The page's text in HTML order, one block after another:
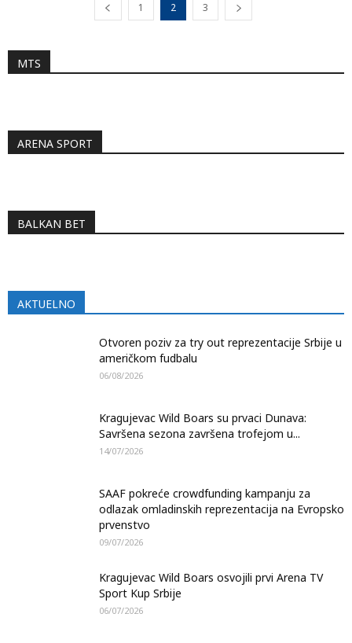
1 2 3
MTS
ARENA SPORT
BALKAN BET
AKTUELNO
Otvoren poziv za try out reprezentacije Srbije u
američkom fudbalu
06/08/2026
Kragujevac Wild Boars su prvaci Dunava:
Savršena sezona završena trofejom u...
14/07/2026
SAAF pokreće crowdfunding kampanju za
odlazak omladinskih reprezentacija na Evropsko
prvenstvo
09/07/2026
Kragujevac Wild Boars osvojili prvi Arena TV
Sport Kup Srbije
06/07/2026